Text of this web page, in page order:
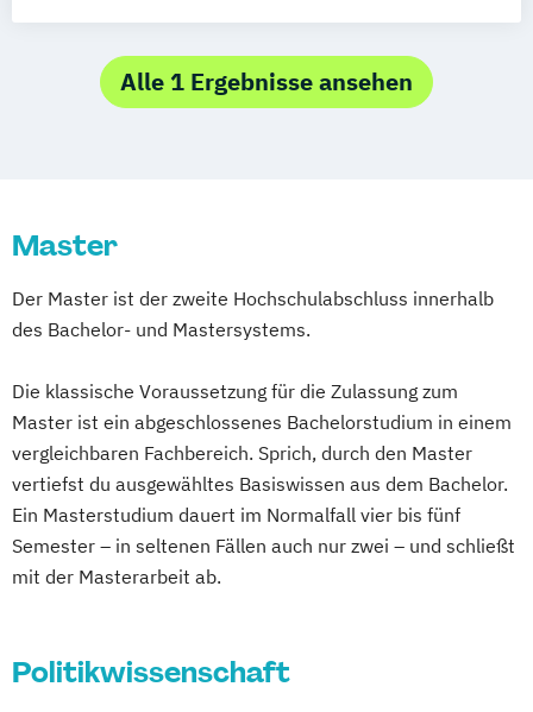
Geschichte Europas - Epochen
Umbrüche Verflechtungen Informatik
Softwareentwicklung
Rechtswissenschaften
Nawi-Tec für Schüler*innen
medienkulturellen Kontext
Philosophie - Philosophie im europäischen
Kontext
Politikwissenschaft – Regieren und
Partizipation
Politikwissenschaft
Soziologie - Zugänge zur
Alle 1 Ergebnisse ansehen
Master
Der Master ist der zweite Hochschulabschluss innerhalb
des Bachelor- und Mastersystems.
Die klassische Voraussetzung für die Zulassung zum
Master ist ein abgeschlossenes Bachelorstudium in einem
vergleichbaren Fachbereich. Sprich, durch den Master
vertiefst du ausgewähltes Basiswissen aus dem Bachelor.
Ein Masterstudium dauert im Normalfall vier bis fünf
Semester – in seltenen Fällen auch nur zwei – und schließt
mit der Masterarbeit ab.
Politikwissenschaft